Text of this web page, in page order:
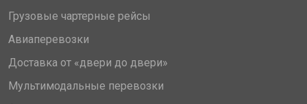
Грузовые чартерные рейсы
Авиаперевозки
Доставка от «двери до двери»
Мультимодальные перевозки